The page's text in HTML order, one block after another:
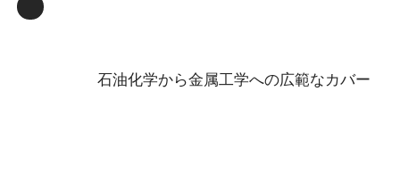
石油化学から金属工学への広範なカバー